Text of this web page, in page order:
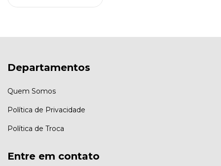
Departamentos
Quem Somos
Política de Privacidade
Política de Troca
Entre em contato